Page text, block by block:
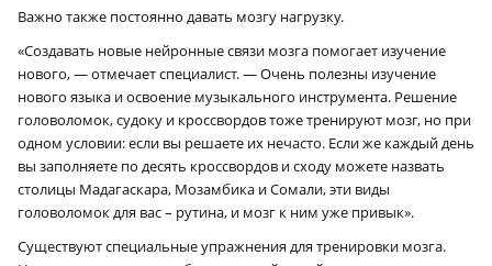
Важно также постоянно давать мозгу нагрузку.
«Создавать новые нейронные связи мозга помогает изучение
нового, — отмечает специалист. — Очень полезны изучение
нового языка и освоение музыкального инструмента. Решение
головоломок, судоку и кроссвордов тоже тренируют мозг, но при
одном условии: если вы решаете их нечасто. Если же каждый день
вы заполняете по десять кроссвордов и сходу можете назвать
столицы Мадагаскара, Мозамбика и Сомали, эти виды
головоломок для вас – рутина, и мозг к ним уже привык».
Существуют специальные упражнения для тренировки мозга.